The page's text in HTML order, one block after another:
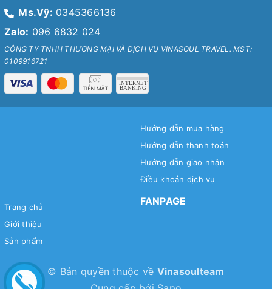
Ms.Vỹ: 0345366136
Zalo: 096 6832 024
CÔNG TY TNHH THƯƠNG MẠI VÀ DỊCH VỤ VINASOUL TRAVEL. MST:
0109916721
Hướng dẫn mua hàng
Hướng dẫn thanh toán
Hướng dẫn giao nhận
Điều khoản dịch vụ
Trang chủ
Giới thiệu
Sản phẩm
FANPAGE
© Bản quyền thuộc về Vinasoulteam